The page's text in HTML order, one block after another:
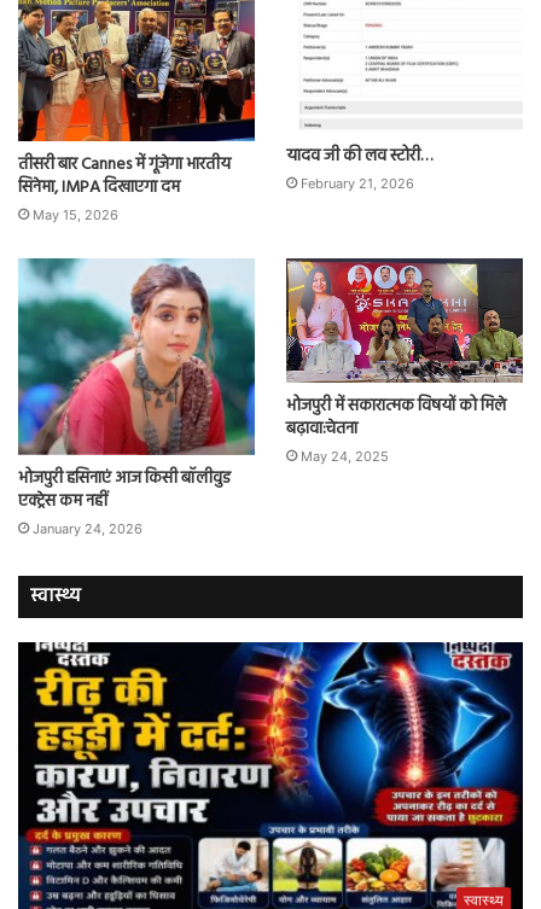
तीसरी बार Cannes में गूंजेगा भारतीय
सिनेमा, IMPA दिखाएगा दम
May 15, 2026
यादव जी की लव स्टोरी…
February 21, 2026
भोजपुरी हसिनाएं आज किसी बॉलीवुड
एक्ट्रेस कम नहीं
January 24, 2026
भोजपुरी में सकारात्मक विषयों को मिले
बढ़ावा:चेतना
May 24, 2025
स्वास्थ्य
स्वास्थ्य